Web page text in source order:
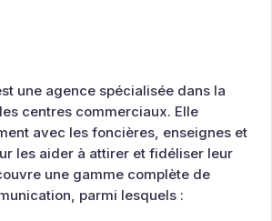
une agence spécialisée dans la
centres commerciaux. Elle
avec les foncières, enseignes et
les aider à attirer et fidéliser leur
une gamme complète de
parmi lesquels :